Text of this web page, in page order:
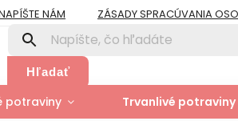
NÁM ZÁSADY SPRACÚVANIA
PRE FIRMY A ORGANIZÁCIE
ZÁSADY
MOJA OBJEDNÁVKA
Hľadať
potraviny Trvanlivé potraviny